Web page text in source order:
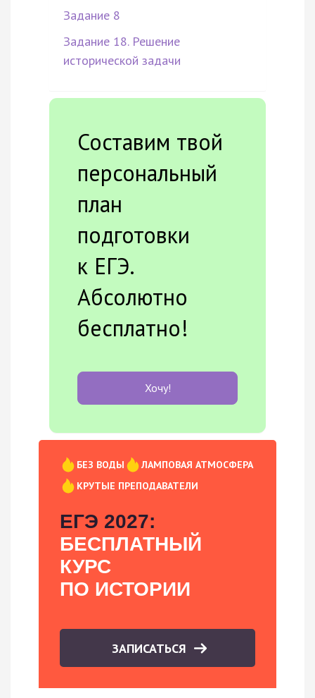
Задание 8
Задание 18. Решение
исторической задачи
Составим твой
персональный
план
подготовки
к ЕГЭ.
Абсолютно
бесплатно!
Хочу!
БЕЗ ВОДЫ
ЛАМПОВАЯ АТМОСФЕРА
КРУТЫЕ ПРЕПОДАВАТЕЛИ
ЕГЭ 2027:
БЕСПЛАТНЫЙ
КУРС
ПО ИСТОРИИ
ЗАПИСАТЬСЯ